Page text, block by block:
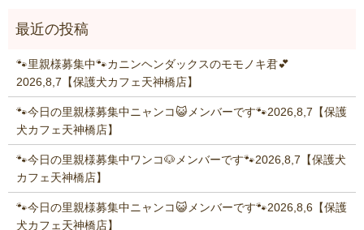
🐾里親様募集中🐾カニンヘンダックスのモモノキ君💕
2026,8,7【保護犬カフェ天神橋店】
🐾今日の里親様募集中ニャンコ😺メンバーです🐾2026,8,7【保護
犬カフェ天神橋店】
🐾今日の里親様募集中ワンコ🐶メンバーです🐾2026,8,7【保護犬
カフェ天神橋店】
🐾今日の里親様募集中ニャンコ😺メンバーです🐾2026,8,6【保護
犬カフェ天神橋店】